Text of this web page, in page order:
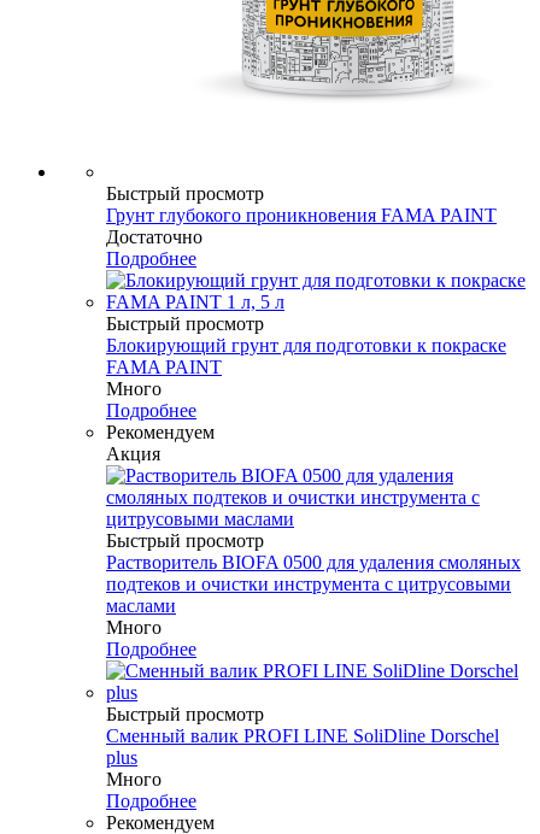
Быстрый просмотр
Грунт глубокого проникновения FAMA PAINT
Достаточно
Подробнее
Быстрый просмотр
Блокирующий грунт для подготовки к покраске
FAMA PAINT
Много
Подробнее
Рекомендуем
Акция
Быстрый просмотр
Растворитель BIOFA 0500 для удаления смоляных
подтеков и очистки инструмента с цитрусовыми
маслами
Много
Подробнее
Быстрый просмотр
Сменный валик PROFI LINE SoliDline Dorschel
plus
Много
Подробнее
Рекомендуем